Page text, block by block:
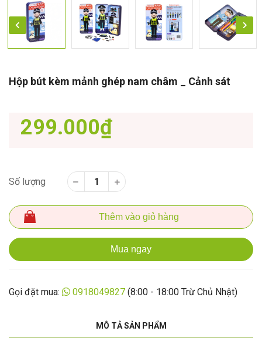
Hộp bút kèm mảnh ghép nam châm _ Cảnh sát
299.000₫
Số lượng
Thêm vào giỏ hàng
Mua ngay
Gọi đặt mua: 0918049827 (8:00 - 18:00 Trừ Chủ Nhật)
MÔ TẢ SẢN PHẨM